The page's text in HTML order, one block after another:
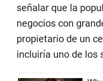
señalar que la
negocios con
propietario de un
incluiría uno de los